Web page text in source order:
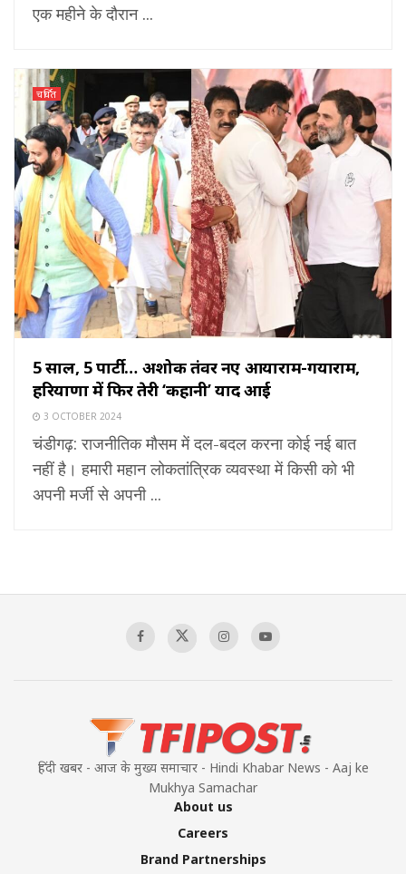
एक महीने के दौरान ...
चर्चित
5 साल, 5 पार्टी… अशोक तंवर नए आयाराम-गयाराम,
हरियाणा में फिर तेरी ‘कहानी’ याद आई
3 OCTOBER 2024
चंडीगढ़: राजनीतिक मौसम में दल-बदल करना कोई नई बात
नहीं है। हमारी महान लोकतांत्रिक व्यवस्था में किसी को भी
अपनी मर्जी से अपनी ...
हिंदी खबर - आज के मुख्य समाचार - Hindi Khabar News - Aaj ke
Mukhya Samachar
About us
Careers
Brand Partnerships